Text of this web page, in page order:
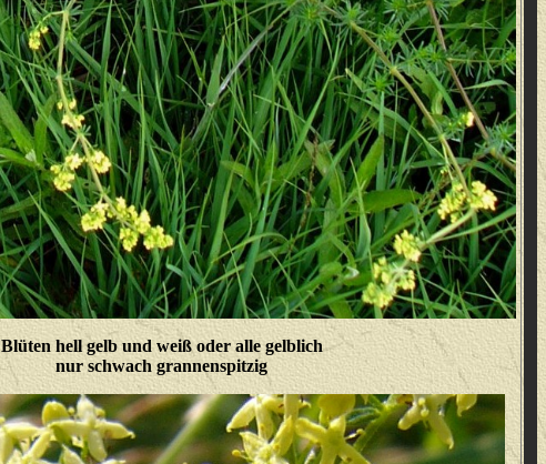
Blüten hell gelb und weiß oder alle gelblich
nur schwach grannenspitzig